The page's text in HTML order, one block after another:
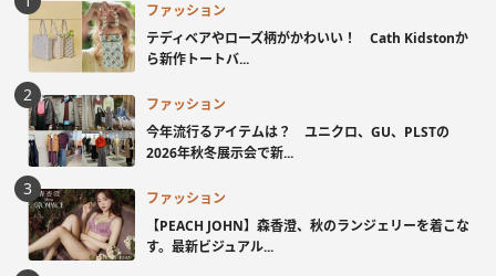
ファッション
テディベアやローズ柄がかわいい！ Cath Kidstonか
ら新作トートバ...
ファッション
今年流行るアイテムは？ ユニクロ、GU、PLSTの
2026年秋冬展示会で新...
ファッション
【PEACH JOHN】森香澄、秋のランジェリーを着こな
す。最新ビジュアル...